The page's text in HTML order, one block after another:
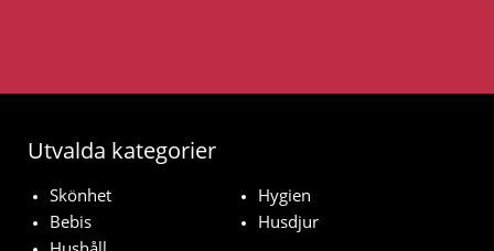
Utvalda kategorier
Skönhet
Hygien
Bebis
Husdjur